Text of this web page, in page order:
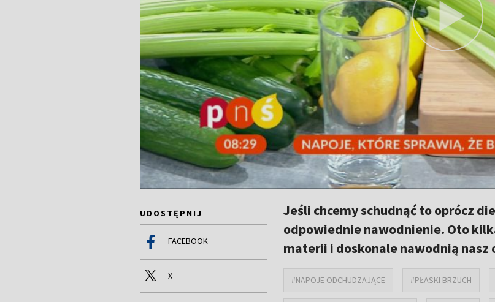
UDOSTĘPNIJ
FACEBOOK
X
Jeśli chcemy schudnąć to oprócz
odpowiednie nawodnienie. Oto
materii i doskonale nawodnią nasz
#NAPOJE ODCHUDZAJĄCE #PŁASKI BRZUCH